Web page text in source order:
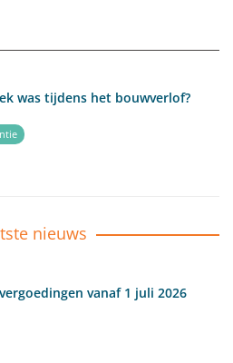
was tijdens het bouwverlof?
nieuws
vanaf 1 juli 2026